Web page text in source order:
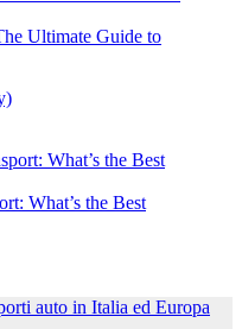
Ultimate Guide to
What’s the Best